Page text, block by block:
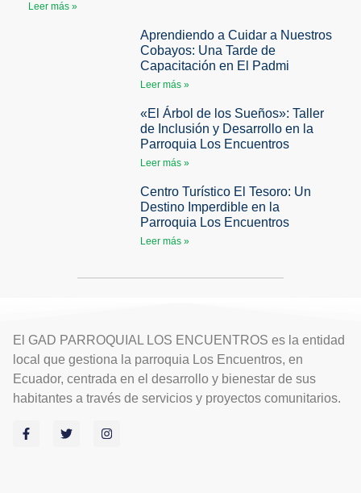
Leer más »
Aprendiendo a Cuidar a Nuestros
Cobayos: Una Tarde de
Capacitación en El Padmi
Leer más »
«El Árbol de los Sueños»: Taller
de Inclusión y Desarrollo en la
Parroquia Los Encuentros
Leer más »
Centro Turístico El Tesoro: Un
Destino Imperdible en la
Parroquia Los Encuentros
Leer más »
El GAD PARROQUIAL LOS ENCUENTROS es la entidad
local que gestiona la parroquia Los Encuentros, en
Ecuador, centrada en el desarrollo y bienestar de sus
habitantes a través de servicios y proyectos comunitarios.